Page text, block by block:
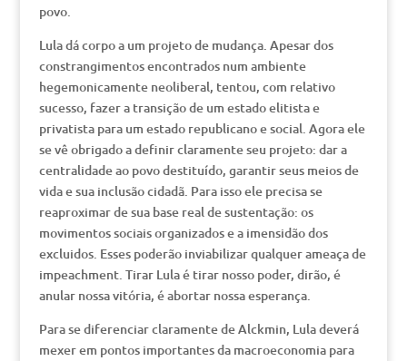
povo.
Lula dá corpo a um projeto de mudança. Apesar dos
constrangimentos encontrados num ambiente
hegemonicamente neoliberal, tentou, com relativo
sucesso, fazer a transição de um estado elitista e
privatista para um estado republicano e social. Agora ele
se vê obrigado a definir claramente seu projeto: dar a
centralidade ao povo destituído, garantir seus meios de
vida e sua inclusão cidadã. Para isso ele precisa se
reaproximar de sua base real de sustentação: os
movimentos sociais organizados e a imensidão dos
excluidos. Esses poderão inviabilizar qualquer ameaça de
impeachment. Tirar Lula é tirar nosso poder, dirão, é
anular nossa vitória, é abortar nossa esperança.
Para se diferenciar claramente de Alckmin, Lula deverá
mexer em pontos importantes da macroeconomia para